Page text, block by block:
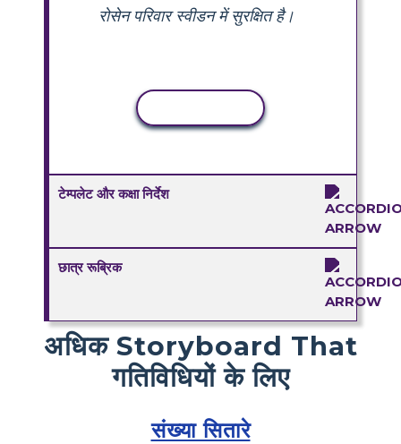
रोसेन परिवार स्वीडन में सुरक्षित है।
टेम्पलेट और कक्षा निर्देश
छात्र रूब्रिक
अधिक Storyboard That
गतिविधियों के लिए
संख्या सितारे